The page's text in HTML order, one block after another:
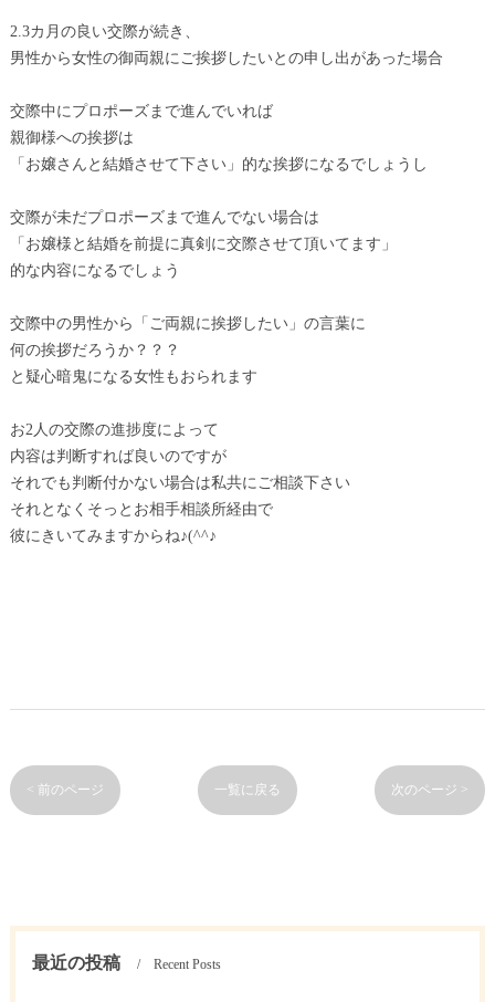
2.3カ月の良い交際が続き、
男性から女性の御両親にご挨拶したいとの申し出があった場合
交際中にプロポーズまで進んでいれば
親御様への挨拶は
「お嬢さんと結婚させて下さい」的な挨拶になるでしょうし
交際が未だプロポーズまで進んでない場合は
「お嬢様と結婚を前提に真剣に交際させて頂いてます」
的な内容になるでしょう
交際中の男性から「ご両親に挨拶したい」の言葉に
何の挨拶だろうか？？？
と疑心暗鬼になる女性もおられます
お2人の交際の進捗度によって
内容は判断すれば良いのですが
それでも判断付かない場合は私共にご相談下さい
それとなくそっとお相手相談所経由で
彼にきいてみますからね♪(^^♪
< 前のページ 一覧に戻る 次のページ >
最近の投稿 Recent Posts